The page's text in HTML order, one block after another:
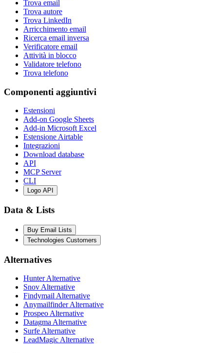
Trova email
Trova autore
Trova LinkedIn
Arricchimento email
Ricerca email inversa
Verificatore email
Attività in blocco
Validatore telefono
Trova telefono
Componenti aggiuntivi
Estensioni
Add-on Google Sheets
Add-in Microsoft Excel
Estensione Airtable
Integrazioni
Download database
API
MCP Server
CLI
Logo API
Data & Lists
Buy Email Lists
Technologies Customers
Alternatives
Hunter Alternative
Snov Alternative
Findymail Alternative
Anymailfinder Alternative
Prospeo Alternative
Datagma Alternative
Surfe Alternative
LeadMagic Alternative